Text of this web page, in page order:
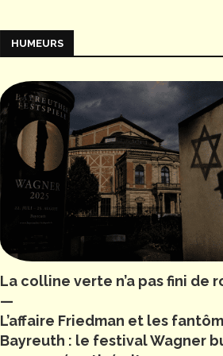
HUMEURS
La colline verte n’a pas fini de
—
L’affaire Friedman et les
Bayreuth : le festival Wagner